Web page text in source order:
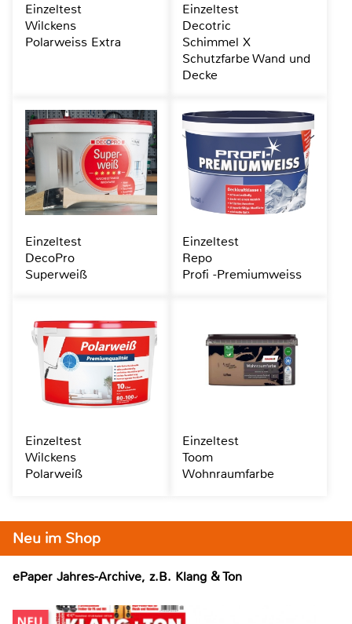
Neu im Shop
ePaper Jahres-Archive, z.B. Klang & Ton
Einzeltest
Wilckens
Polarweiss Extra
Einzeltest
Decotric
Schimmel X
Schutzfarbe Wand und
Decke
Einzeltest
DecoPro
Superweiß
Einzeltest
Repo
Profi -Premiumweiss
Einzeltest
Wilckens
Polarweiß
Einzeltest
Toom
Wohnraumfarbe